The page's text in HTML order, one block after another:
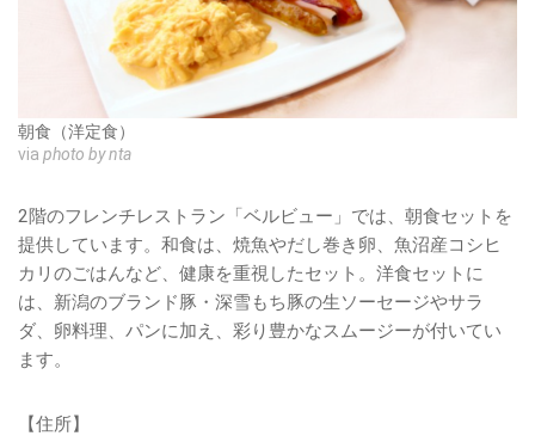
朝食（洋定食）
via photo by nta
2階のフレンチレストラン「ベルビュー」では、朝食セットを
提供しています。和食は、焼魚やだし巻き卵、魚沼産コシヒ
カリのごはんなど、健康を重視したセット。洋食セットに
は、新潟のブランド豚・深雪もち豚の生ソーセージやサラ
ダ、卵料理、パンに加え、彩り豊かなスムージーが付いてい
ます。
【住所】